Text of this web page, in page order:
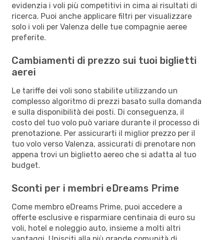
evidenzia i voli più competitivi in cima ai risultati di
ricerca. Puoi anche applicare filtri per visualizzare
solo i voli per Valenza delle tue compagnie aeree
preferite.
Cambiamenti di prezzo sui tuoi biglietti
aerei
Le tariffe dei voli sono stabilite utilizzando un
complesso algoritmo di prezzi basato sulla domanda
e sulla disponibilità dei posti. Di conseguenza, il
costo del tuo volo può variare durante il processo di
prenotazione. Per assicurarti il miglior prezzo per il
tuo volo verso Valenza, assicurati di prenotare non
appena trovi un biglietto aereo che si adatta al tuo
budget.
Sconti per i membri eDreams Prime
Come membro eDreams Prime, puoi accedere a
offerte esclusive e risparmiare centinaia di euro su
voli, hotel e noleggio auto, insieme a molti altri